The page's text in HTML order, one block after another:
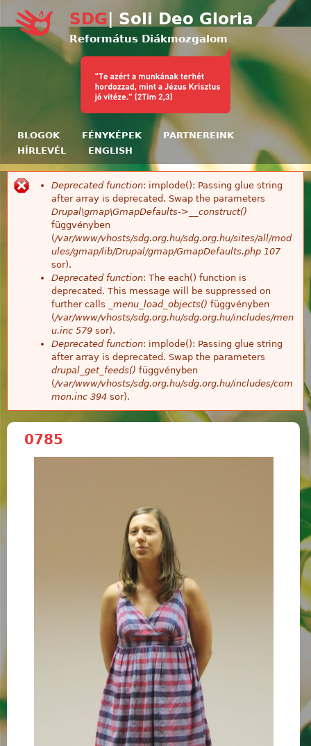
SDG | Soli Deo Gloria
Református Diákmozgalom
BLOGOK FÉNYKÉPEK
PARTNEREINK
HÍRLEVÉL
ENGLISH
Hibaüzenet
Deprecated function: implode(): Passing glue string
after array is deprecated. Swap the parameters
Drupal\gmap\GmapDefaults->__construct()
függvényben
(/var/www/vhosts/sdg.org.hu/sdg.org.hu/sites/all/mod
ules/gmap/lib/Drupal/gmap/GmapDefaults.php 107
sor).
Deprecated function: The each() function is
deprecated. This message will be suppressed on
further calls
_menu_load_objects() függvényben
(/var/www/vhosts/sdg.org.hu/sdg.org.hu/includes/men
u.inc 579 sor).
Deprecated function: implode(): Passing glue string
after array is deprecated. Swap the parameters
drupal_get_feeds() függvényben
(/var/www/vhosts/sdg.org.hu/sdg.org.hu/includes/com
mon.inc 394 sor).
0785